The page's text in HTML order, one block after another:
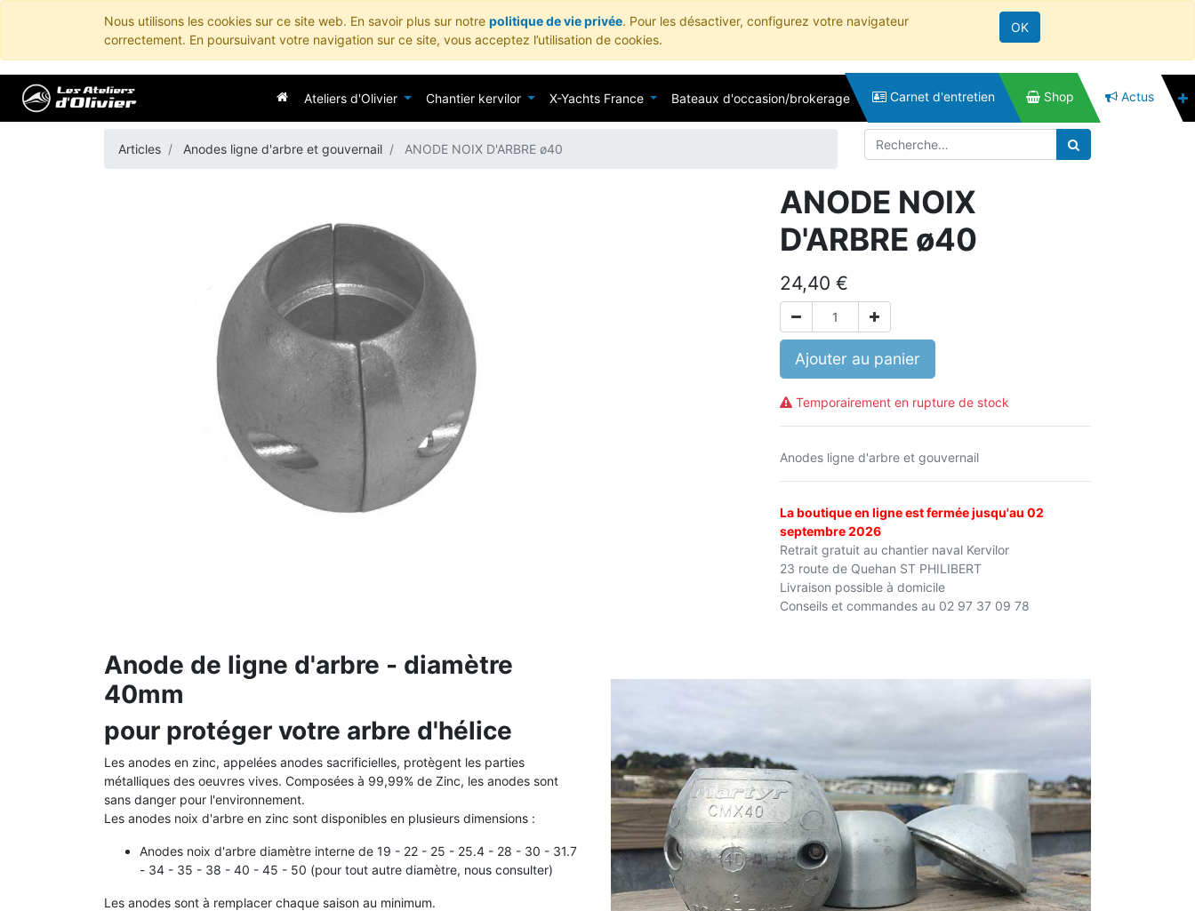
Nous utilisons les cookies sur ce site web. En savoir plus sur notre politique de vie privée. Pour les désactiver, configurez votre navigateur
correctement. En poursuivant votre navigation sur ce site, vous acceptez l’utilisation de cookies.
OK
Ateliers d'Olivier Chantier kervilor X-Yachts France Bateaux d'occasion/brokerage Carnet d'entretien Shop Actus
Articles Anodes ligne d'arbre et gouvernail ANODE NOIX D'ARBRE ø40
ANODE NOIX
D'ARBRE ø40
24,40 €
Ajouter au panier
Temporairement en rupture de stock
Anodes ligne d'arbre et gouvernail
La boutique en ligne est fermée jusqu'au 02
septembre 2026
Retrait gratuit au chantier naval Kervilor
23 route de Quehan ST PHILIBERT
Livraison possible à domicile
Conseils et commandes au 02 97 37 09 78
Anode de ligne d'arbre - diamètre
40mm
pour protéger votre arbre d'hélice
Les anodes en zinc, appelées anodes sacrificielles, protègent les parties
métalliques des oeuvres vives. Composées à 99,99% de Zinc, les anodes sont
sans danger pour l'environnement.
Les anodes noix d'arbre en zinc sont disponibles en plusieurs dimensions :
Anodes noix d'arbre diamètre interne de 19 - 22 - 25 - 25.4 - 28 - 30 - 31.7
- 34 - 35 - 38 - 40 - 45 - 50 (pour tout autre diamètre, nous consulter)
Les anodes sont à remplacer chaque saison au minimum.